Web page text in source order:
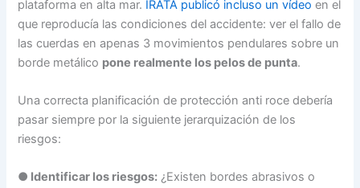
plataforma en alta mar. IRATA publicó incluso un vídeo en el
que reproducía las condiciones del accidente: ver el fallo de
las cuerdas en apenas 3 movimientos pendulares sobre un
borde metálico pone realmente los pelos de punta.
Una correcta planificación de protección anti roce debería
pasar siempre por la siguiente jerarquización de los
riesgos:
● Identificar los riesgos: ¿Existen bordes abrasivos o